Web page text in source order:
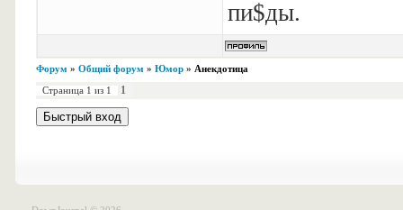
пи$ды.
Форум » Общий форум » Юмор » Анекдотица
Страница 1 из 1 1